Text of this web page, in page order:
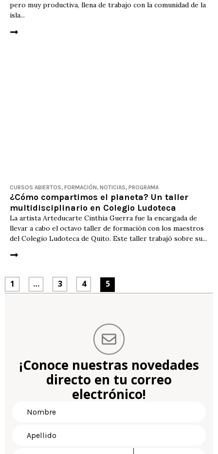
pero muy productiva, llena de trabajo con la comunidad de la
isla...
CURSOS ABIERTOS, FORMACIÓN, NOTICIAS, PROGRAMA
¿Cómo compartimos el planeta? Un taller
multidisciplinario en Colegio Ludoteca
La artista Arteducarte Cinthia Guerra fue la encargada de
llevar a cabo el octavo taller de formación con los maestros
del Colegio Ludoteca de Quito. Este taller trabajó sobre su...
1 … 3 4 5
¡Conoce nuestras novedades
directo en tu correo
electrónico!